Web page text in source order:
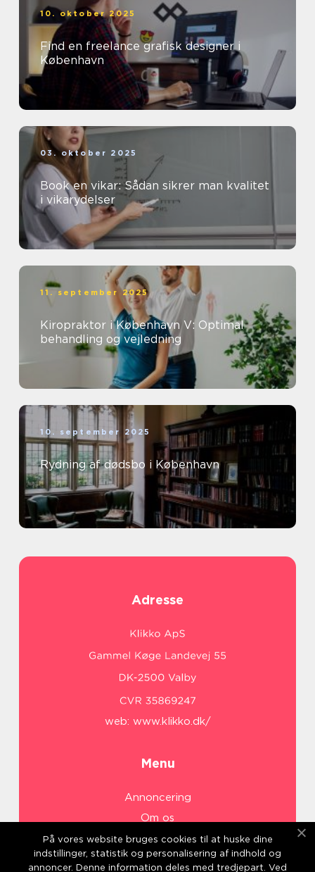
10. oktober 2025
Find en freelance grafisk designer i
København
03. oktober 2025
Book en vikar: Sådan sikrer man kvalitet
i vikarydelser
11. september 2025
Kiropraktor i København V: Optimal
behandling og vejledning
10. september 2025
Rydning af dødsbo i København
Adresse
web: www.klikko.dk/
Menu
Annoncering
Om os
Cookies
Kontakt os
På vores website bruges cookies til at huske dine
indstillinger, statistik og personalisering af indhold og
annoncer. Denne information deles med tredjepart. Ved